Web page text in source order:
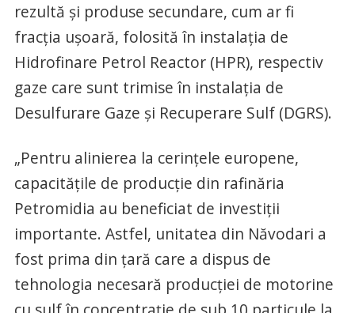
rezultă și produse secundare, cum ar fi
fracția ușoară, folosită în instalația de
Hidrofinare Petrol Reactor (HPR), respectiv
gaze care sunt trimise în instalația de
Desulfurare Gaze și Recuperare Sulf (DGRS).
„Pentru alinierea la cerințele europene,
capacitățile de producție din rafinăria
Petromidia au beneficiat de investiții
importante. Astfel, unitatea din Năvodari a
fost prima din țară care a dispus de
tehnologia necesară producției de motorine